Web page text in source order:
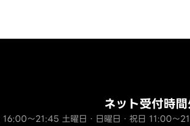
ネット受付時
16:00～21:45 土曜日・日曜日・祝日 11:00